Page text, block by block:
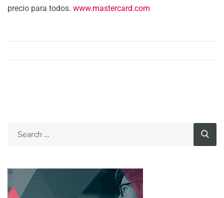
precio para todos. www.mastercard.com